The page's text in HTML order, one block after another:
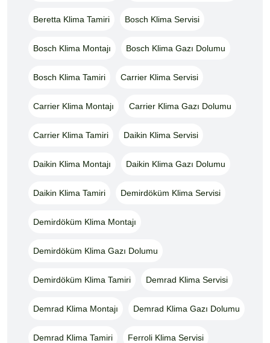
Beretta Klima Tamiri Bosch Klima Servisi
Bosch Klima Montajı Bosch Klima Gazı Dolumu
Bosch Klima Tamiri Carrier Klima Servisi
Carrier Klima Montajı Carrier Klima Gazı Dolumu
Carrier Klima Tamiri Daikin Klima Servisi
Daikin Klima Montajı Daikin Klima Gazı Dolumu
Daikin Klima Tamiri Demirdöküm Klima Servisi
Demirdöküm Klima Montajı
Demirdöküm Klima Gazı Dolumu
Demirdöküm Klima Tamiri Demrad Klima Servisi
Demrad Klima Montajı Demrad Klima Gazı Dolumu
Demrad Klima Tamiri Ferroli Klima Servisi